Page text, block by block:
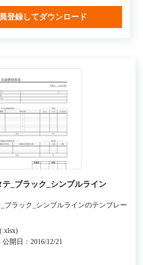
登録してダウンロード
テ_ブラック_シンプルライン
ブラック_シンプルラインのテンプレー
公開日：2016/12/21